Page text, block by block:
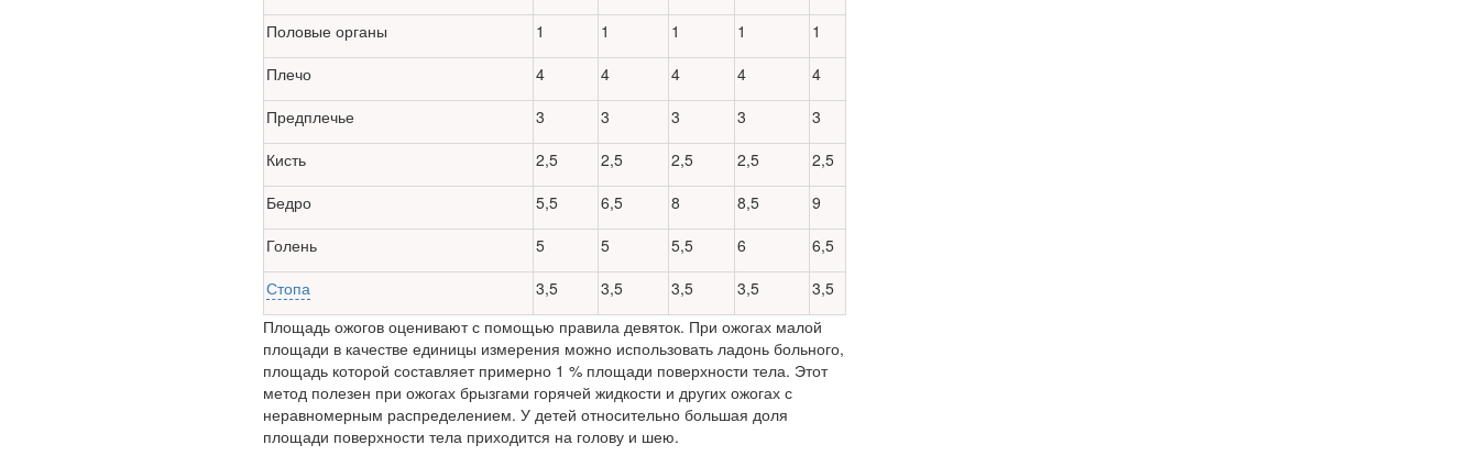
Половые органы
1 1 1 1
1
Плечо
4 4 4 4
4
Предплечье
3 3 3 3
3
Кисть
2,5 2,5 2,5 2,5
2,5
Бедро
5,5 6,5 8 8,5
9
Голень
5 5 5,5 6
6,5
Стопа
3,5 3,5 3,5 3,5
3,5
Площадь ожогов оценивают с помощью правила девяток. При ожогах малой
площади в качестве единицы измерения можно использовать ладонь больного,
площадь которой составляет примерно 1 % площади поверхности тела. Этот
метод полезен при ожогах брызга­ми горячей жидкости и других ожогах с
неравномерным распределени­ем. У детей относительно большая доля
площади поверхности тела приходится на голову и шею.